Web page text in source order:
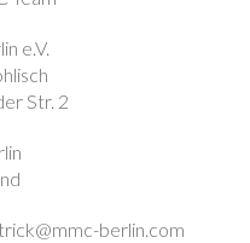
e.V.
Str. 2
berlin.com